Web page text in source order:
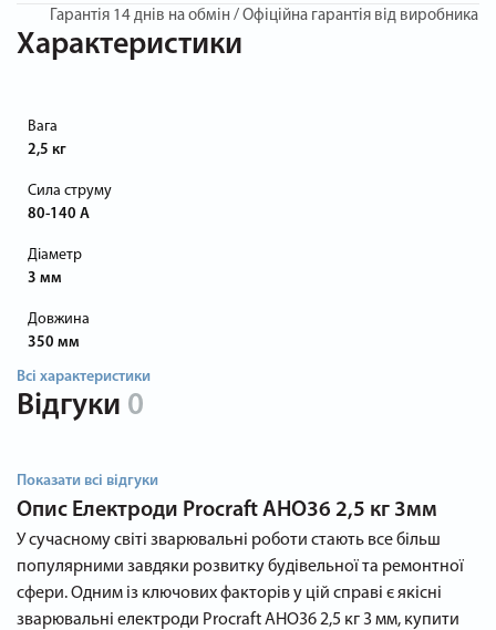
Гарантія 14 днів на обмін / Офіційна гарантія від виробника
Характеристики
Вага
2,5 кг
Сила струму
80-140 А
Діаметр
3 мм
Довжина
350 мм
Всі характеристики
Відгуки 0
Показати всі відгуки
Опис Електроди Procraft AHO36 2,5 кг 3мм
У сучасному світі зварювальні роботи стають все більш
популярними завдяки розвитку будівельної та ремонтної
сфери. Одним із ключових факторів у цій справі є якісні
зварювальні електроди Procraft AHO36 2,5 кг 3 мм, купити